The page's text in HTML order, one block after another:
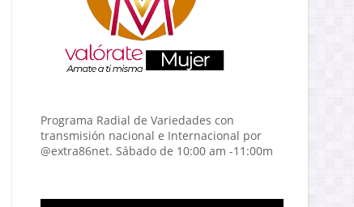
Programa Radial de Variedades con
transmisión nacional e Internacional por
@extra86net. Sábado de 10:00 am -11:00m